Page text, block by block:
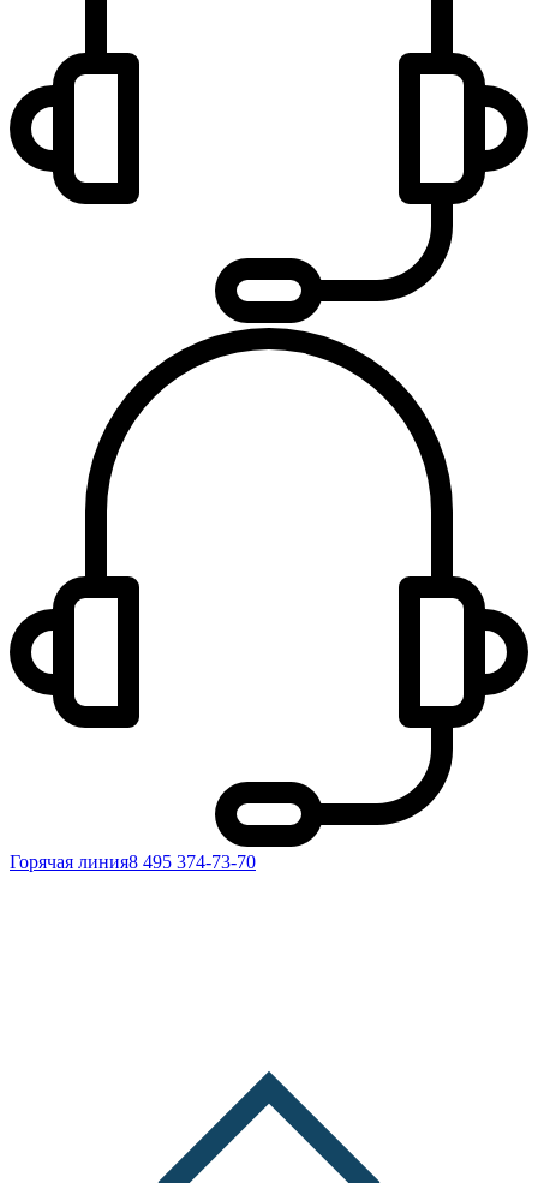
Горячая линия8 495 374-73-70